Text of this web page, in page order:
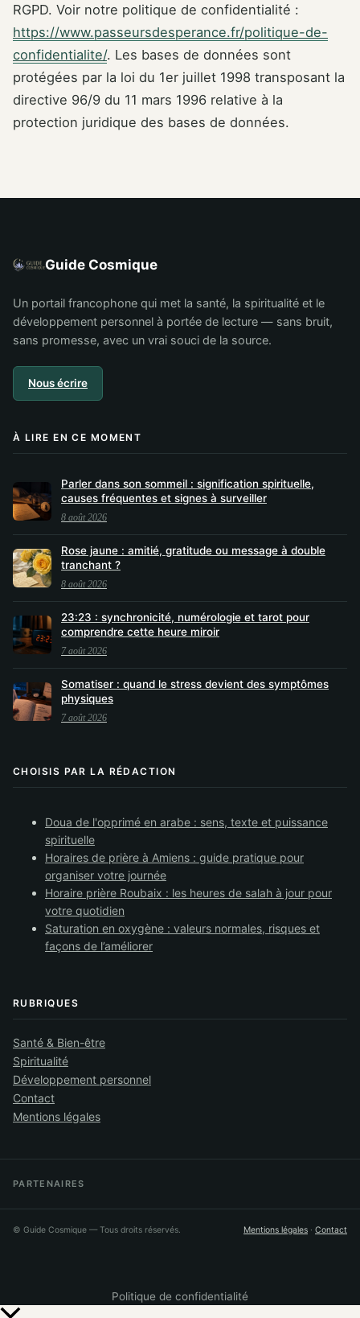
RGPD. Voir notre politique de confidentialité :
https://www.passeursdesperance.fr/politique-de-
confidentialite/. Les bases de données sont
protégées par la loi du 1er juillet 1998 transposant la
directive 96/9 du 11 mars 1996 relative à la
protection juridique des bases de données.
Guide Cosmique
Un portail francophone qui met la santé, la spiritualité et le
développement personnel à portée de lecture — sans bruit,
sans promesse, avec un vrai souci de la source.
Nous écrire
À LIRE EN CE MOMENT
Parler dans son sommeil : signification spirituelle,
causes fréquentes et signes à surveiller
8 août 2026
Rose jaune : amitié, gratitude ou message à double
tranchant ?
8 août 2026
23:23 : synchronicité, numérologie et tarot pour
comprendre cette heure miroir
7 août 2026
Somatiser : quand le stress devient des symptômes
physiques
7 août 2026
CHOISIS PAR LA RÉDACTION
Doua de l'opprimé en arabe : sens, texte et puissance
spirituelle
Horaires de prière à Amiens : guide pratique pour
organiser votre journée
Horaire prière Roubaix : les heures de salah à jour pour
votre quotidien
Saturation en oxygène : valeurs normales, risques et
façons de l’améliorer
RUBRIQUES
Santé & Bien-être
Spiritualité
Développement personnel
Contact
Mentions légales
PARTENAIRES
© Guide Cosmique — Tous droits réservés. Mentions légales · Contact
Politique de confidentialité